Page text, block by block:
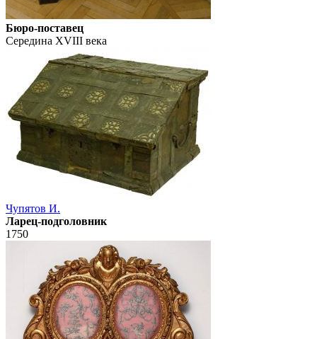
Бюро-поставец
Середина XVIII века
Чупятов И.
Ларец-подголовник
1750